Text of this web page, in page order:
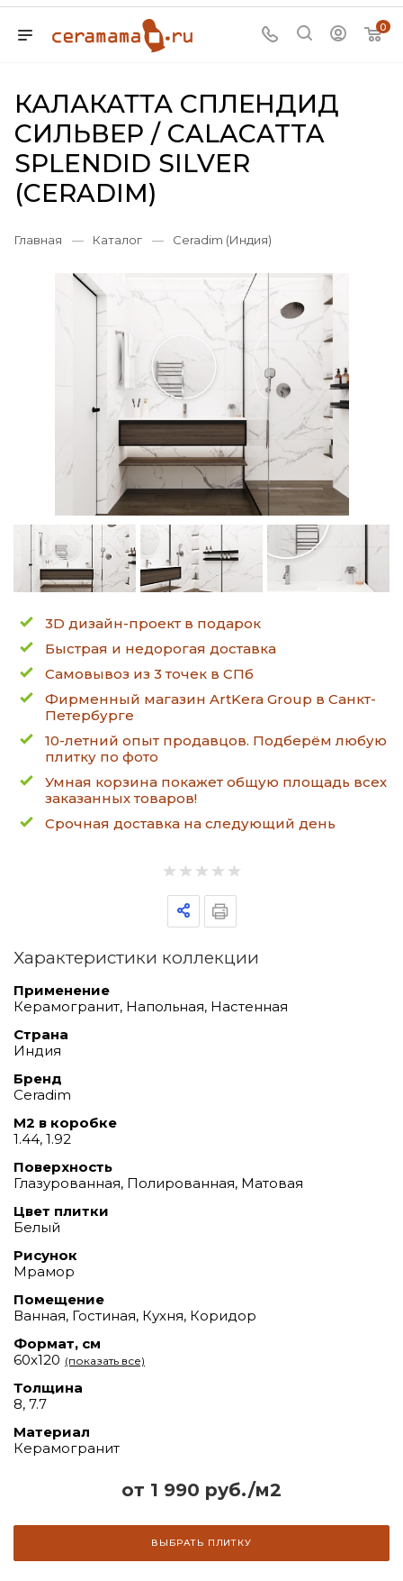
0
КАЛАКАТТА СПЛЕНДИД
СИЛЬВЕР / CALACATTA
SPLENDID SILVER
(CERADIM)
Главная — Каталог — Ceradim (Индия)
3D дизайн-проект в подарок
Быстрая и недорогая доставка
Самовывоз из 3 точек в СПб
Фирменный магазин ArtKera Group в Санкт-
Петербурге
10-летний опыт продавцов. Подберём любую
плитку по фото
Умная корзина покажет общую площадь всех
заказанных товаров!
Срочная доставка на следующий день
от 1 990 руб./м2
ВЫБРАТЬ ПЛИТКУ
Характеристики коллекции
Применение
Керамогранит, Напольная, Настенная
Страна
Индия
Бренд
Ceradim
М2 в коробке
1.44, 1.92
Поверхность
Глазурованная, Полированная, Матовая
Цвет плитки
Белый
Рисунок
Мрамор
Помещение
Ванная, Гостиная, Кухня, Коридор
Формат, см
60х120 (показать все)
Толщина
8, 7.7
Материал
Керамогранит